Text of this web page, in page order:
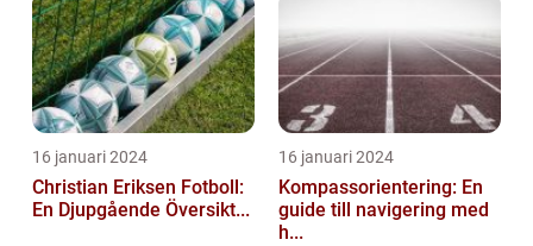
16 januari 2024
Christian Eriksen Fotboll:
En Djupgående Översikt...
16 januari 2024
Kompassorientering: En
guide till navigering med
h...